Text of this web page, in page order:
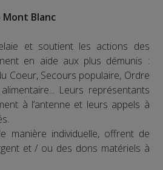
Mont Blanc
et soutient les actions des
en aide aux plus démunis :
Coeur, Secours populaire, Ordre
Leurs représentants
à l’antenne et leurs appels à
manière individuelle, offrent de
et / ou des dons matériels à